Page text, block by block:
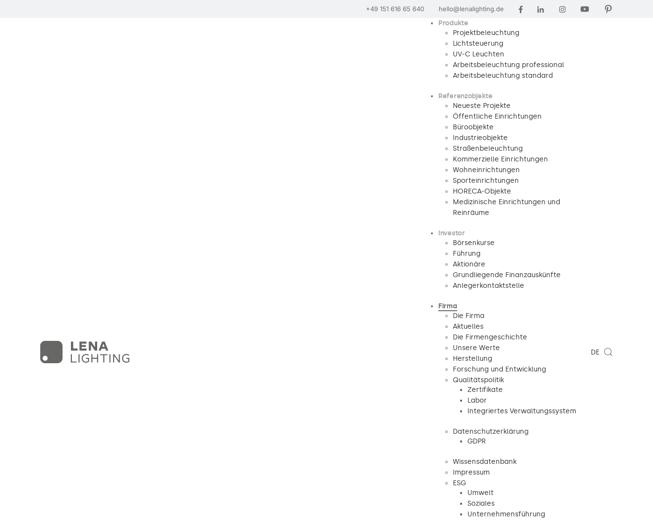
+49 151 616 65 640 hello@lenalighting.de
Produkte
Projektbeleuchtung
Lichtsteuerung
UV-C Leuchten
Arbeitsbeleuchtung professional
Arbeitsbeleuchtung standard
Referenzobjekte
Neueste Projekte
Öffentliche Einrichtungen
Büroobjekte
Industrieobjekte
Straßenbeleuchtung
Kommerzielle Einrichtungen
Wohneinrichtungen
Sporteinrichtungen
HORECA-Objekte
Medizinische Einrichtungen und
Reinräume
Investor
Börsenkurse
Führung
Aktionäre
Grundliegende Finanzauskünfte
Anlegerkontaktstelle
Firma
Die Firma
Aktuelles
Die Firmengeschichte
Unsere Werte
Herstellung
Forschung und Entwicklung
Qualitätspolitik
Zertifikate
Labor
Integriertes Verwaltungssystem
Datenschutzerklärung
GDPR
Wissensdatenbank
Impressum
ESG
Umwelt
Soziales
Unternehmensführung
DE